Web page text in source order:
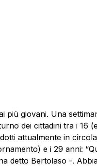
più giovani. Una
dei cittadini tra i 16
attualmente in
e i 29 anni:
detto Bertolaso -.